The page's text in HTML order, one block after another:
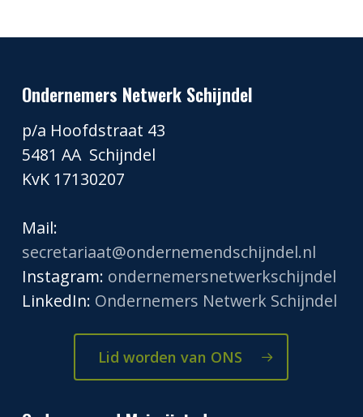
Ondernemers Netwerk Schijndel
p/a Hoofdstraat 43
5481 AA Schijndel
KvK 17130207
Mail:
secretariaat@ondernemendschijndel.nl
Instagram: ondernemersnetwerkschijndel
LinkedIn: Ondernemers Netwerk Schijndel
Lid worden van ONS